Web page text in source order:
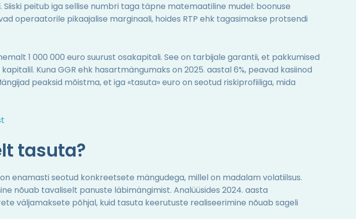
peitub iga sellise numbri taga täpne matemaatiline mudel: boonuse
operaatorile pikaajalise marginaali, hoides RTP ehk tagasimakse protsendi
1 000 000 euro suurust osakapitali. See on tarbijale garantii, et pakkumised
Kuna GGR ehk hasartmängumaks on 2025. aastal 6%, peavad kasiinod
peaksid mõistma, et iga «tasuta» euro on seotud riskiprofiiliga, mida
tasuta?
enamasti seotud konkreetsete mängudega, millel on madalam volatiilsus.
nõuab tavaliselt panuste läbimängimist. Analüüsides 2024. aasta
väljamaksete põhjal, kuid tasuta keerutuste realiseerimine nõuab sageli